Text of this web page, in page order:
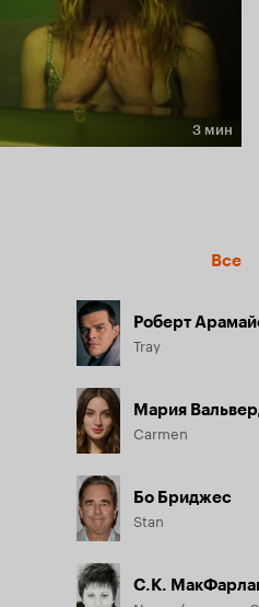
3 мин
Все
Роберт
Tray
Мария
Carmen
Бо Бриджес
Stan
С.К.